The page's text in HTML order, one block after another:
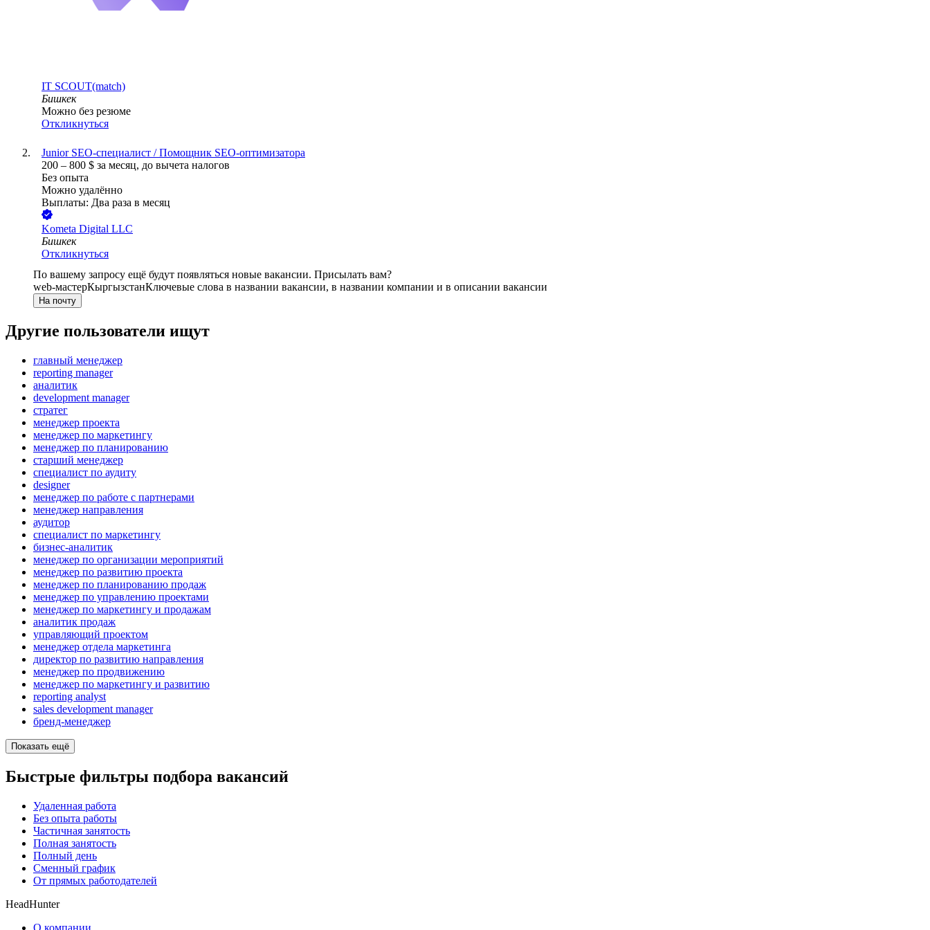
IT SCOUT(match)
Бишкек
Можно без резюме
Откликнуться
Junior SEO-специалист / Помощник SEO-оптимизатора
200 – 800 $ за месяц, до вычета налогов
Без опыта
Можно удалённо
Выплаты: Два раза в месяц
Kometa Digital LLC
Бишкек
Откликнуться
По вашему запросу ещё будут появляться новые вакансии. Присылать вам?
web-мастерКыргызстанКлючевые слова в названии вакансии, в названии компании и в описании вакансии
На почту
Другие пользователи ищут
главный менеджер
reporting manager
аналитик
development manager
стратег
менеджер проекта
менеджер по маркетингу
менеджер по планированию
старший менеджер
специалист по аудиту
designer
менеджер по работе с партнерами
менеджер направления
аудитор
специалист по маркетингу
бизнес-аналитик
менеджер по организации мероприятий
менеджер по развитию проекта
менеджер по планированию продаж
менеджер по управлению проектами
менеджер по маркетингу и продажам
аналитик продаж
управляющий проектом
менеджер отдела маркетинга
директор по развитию направления
менеджер по продвижению
менеджер по маркетингу и развитию
reporting analyst
sales development manager
бренд-менеджер
Показать ещё
Быстрые фильтры подбора вакансий
Удаленная работа
Без опыта работы
Частичная занятость
Полная занятость
Полный день
Сменный график
От прямых работодателей
HeadHunter
О компании